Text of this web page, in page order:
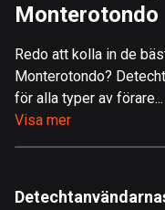
Afghanistan
Åland
519 rutter
Algeriet
Monterotondo
Redo att kolla in de
Monterotondo?
för alla typer av förare...
Visa mer